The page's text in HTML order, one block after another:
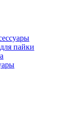
пайки